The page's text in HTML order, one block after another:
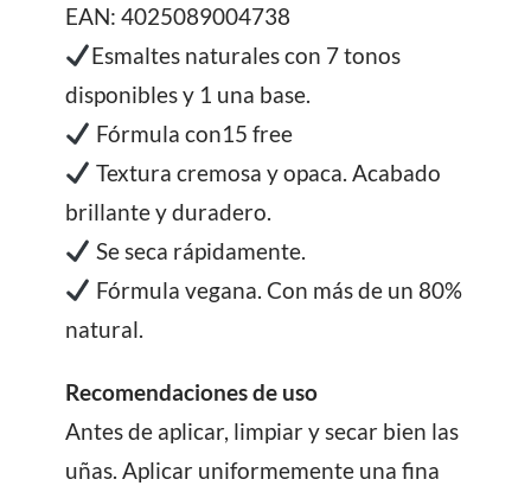
EAN: 4025089004738
Esmaltes naturales con 7 tonos
disponibles y 1 una base.
Fórmula con15 free
Textura cremosa y opaca. Acabado
brillante y duradero.
Se seca rápidamente.
Fórmula vegana. Con más de un 80%
natural.
Recomendaciones de uso
Antes de aplicar, limpiar y secar bien las
uñas. Aplicar uniformemente una fina